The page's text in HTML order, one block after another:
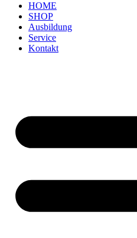
HOME
SHOP
Ausbildung
Service
Kontakt